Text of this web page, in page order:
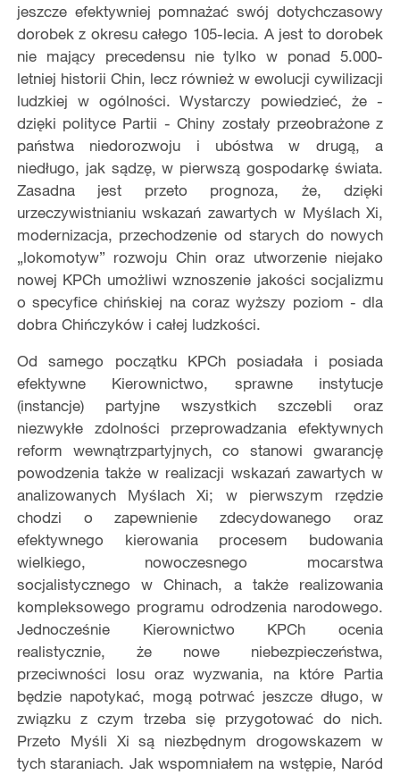
jeszcze efektywniej pomnażać swój dotychczasowy
dorobek z okresu całego 105-lecia. A jest to dorobek
nie mający precedensu nie tylko w ponad 5.000-
letniej historii Chin, lecz również w ewolucji cywilizacji
ludzkiej w ogólności. Wystarczy powiedzieć, że -
dzięki polityce Partii - Chiny zostały przeobrażone z
państwa niedorozwoju i ubóstwa w drugą, a
niedługo, jak sądzę, w pierwszą gospodarkę świata.
Zasadna jest przeto prognoza, że, dzięki
urzeczywistnianiu wskazań zawartych w Myślach Xi,
modernizacja, przechodzenie od starych do nowych
„lokomotyw” rozwoju Chin oraz utworzenie niejako
nowej KPCh umożliwi wznoszenie jakości socjalizmu
o specyfice chińskiej na coraz wyższy poziom - dla
dobra Chińczyków i całej ludzkości.
Od samego początku KPCh posiadała i posiada
efektywne Kierownictwo, sprawne instytucje
(instancje) partyjne wszystkich szczebli oraz
niezwykłe zdolności przeprowadzania efektywnych
reform wewnątrzpartyjnych, co stanowi gwarancję
powodzenia także w realizacji wskazań zawartych w
analizowanych Myślach Xi; w pierwszym rzędzie
chodzi o zapewnienie zdecydowanego oraz
efektywnego kierowania procesem budowania
wielkiego, nowoczesnego mocarstwa
socjalistycznego w Chinach, a także realizowania
kompleksowego programu odrodzenia narodowego.
Jednocześnie Kierownictwo KPCh ocenia
realistycznie, że nowe niebezpieczeństwa,
przeciwności losu oraz wyzwania, na które Partia
będzie napotykać, mogą potrwać jeszcze długo, w
związku z czym trzeba się przygotować do nich.
Przeto Myśli Xi są niezbędnym drogowskazem w
tych staraniach. Jak wspomniałem na wstępie, Naród